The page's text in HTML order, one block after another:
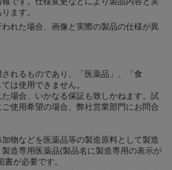
ます。
れた場合、画像と実際の製品の仕様が異
れるものであり、「医薬品」、「食
は使用できません。
場合、いかなる保証も致しかねます。試
使用希望の場合、弊社営業部門にお問合
物などを医薬品等の製造原料として製造
造専用医薬品(製品名に製造専用の表示が
が必要です。